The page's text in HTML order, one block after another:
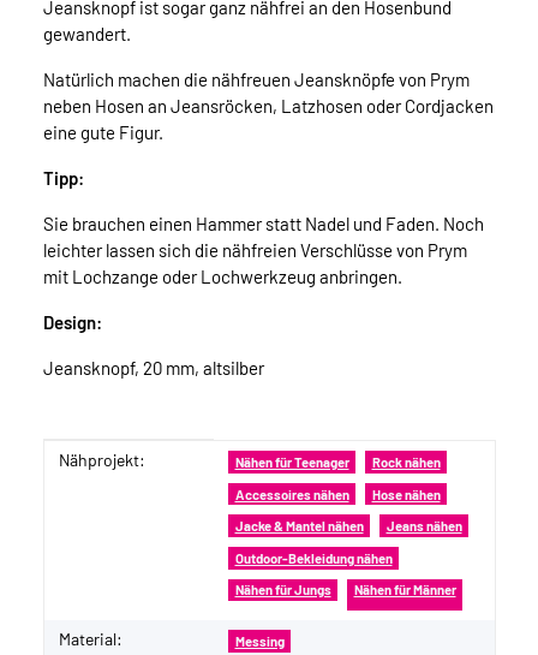
Jeansknopf ist sogar ganz nähfrei an den Hosenbund
gewandert.
Natürlich machen die nähfreuen Jeansknöpfe von Prym
neben Hosen an Jeansröcken, Latzhosen oder Cordjacken
eine gute Figur.
Tipp:
Sie brauchen einen Hammer statt Nadel und Faden. Noch
leichter lassen sich die nähfreien Verschlüsse von Prym
mit Lochzange oder Lochwerkzeug anbringen.
Design:
Jeansknopf, 20 mm, altsilber
Produkteigenschaft
Wert
Nähprojekt: Nähen für Teenager Rock nähen
Accessoires nähen Hose nähen
Jacke & Mantel nähen Jeans nähen
Outdoor-Bekleidung nähen
Nähen für Jungs Nähen für Männer
Material: Messing